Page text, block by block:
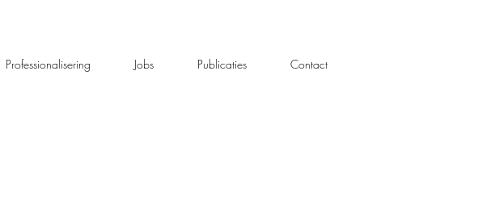
Professionalisering Jobs Publicaties Contact